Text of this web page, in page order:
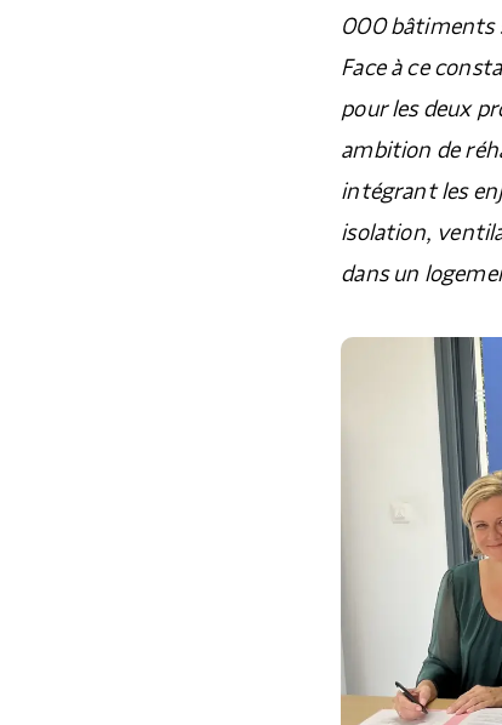
000 bâtiments
Face à ce
pour les deux
ambition de
intégrant les
isolation,
dans un